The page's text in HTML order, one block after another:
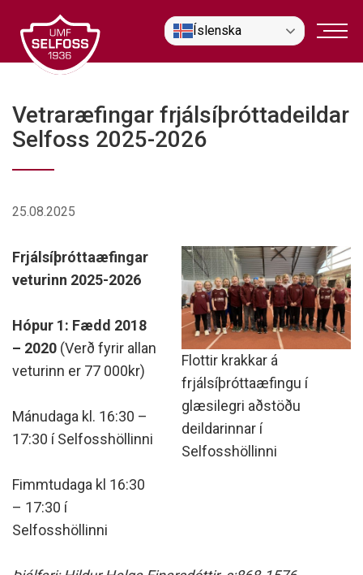
efni
Íslenska
Vetraræfingar frjálsíþróttadeildar
Selfoss 2025-2026
25.08.2025
Flottir krakkar á
frjálsíþróttaæfingu í
glæsilegri aðstöðu
deildarinnar í
Selfosshöllinni
Frjálsíþróttaæfingar
veturinn 2025-2026
Hópur 1: Fædd 2018
– 2020 (Verð fyrir allan
veturinn er 77 000kr)
Mánudaga kl. 16:30 –
17:30 í Selfosshöllinni
Fimmtudaga kl 16:30
– 17:30 í
Selfosshöllinni